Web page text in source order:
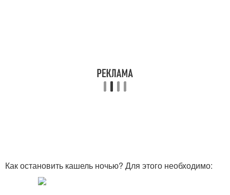
Как остановить кашель ночью? Для этого необходимо: